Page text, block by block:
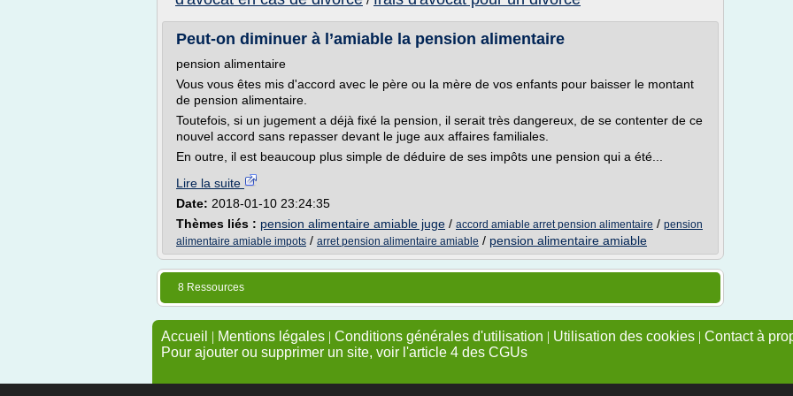
Peut-on diminuer à l’amiable la pension alimentaire
pension alimentaire
Vous vous êtes mis d'accord avec le père ou la mère de vos enfants pour baisser le montant
de pension alimentaire.
Toutefois, si un jugement a déjà fixé la pension, il serait très dangereux, de se contenter de ce
nouvel accord sans repasser devant le juge aux affaires familiales.
En outre, il est beaucoup plus simple de déduire de ses impôts une pension qui a été...
Lire la suite
Date: 2018-01-10 23:24:35
Thèmes liés : pension alimentaire amiable juge / accord amiable arret pension alimentaire / pension
alimentaire amiable impots / arret pension alimentaire amiable / pension alimentaire amiable
8 Ressources
Accueil | Mentions légales | Conditions générales d'utilisation | Utilisation des cookies | Contact à
Pour ajouter ou supprimer un site, voir l'article 4 des CGUs